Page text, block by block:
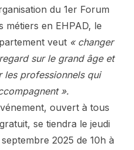
du 1er Forum
métiers en EHPAD, le
veut « changer
sur le grand âge et
les professionnels qui
».
ouvert à tous
se tiendra le jeudi
2025 de 10h à